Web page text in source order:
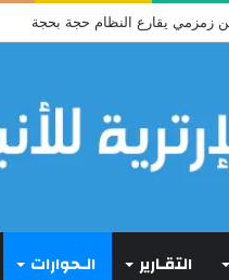
زمزمي يقارع النظام حجة بحجة
التقـارير الـحوارات